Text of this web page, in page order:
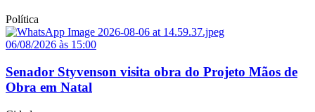
Política
06/08/2026 às 15:00
Senador Styvenson visita obra do Projeto Mãos de
Obra em Natal